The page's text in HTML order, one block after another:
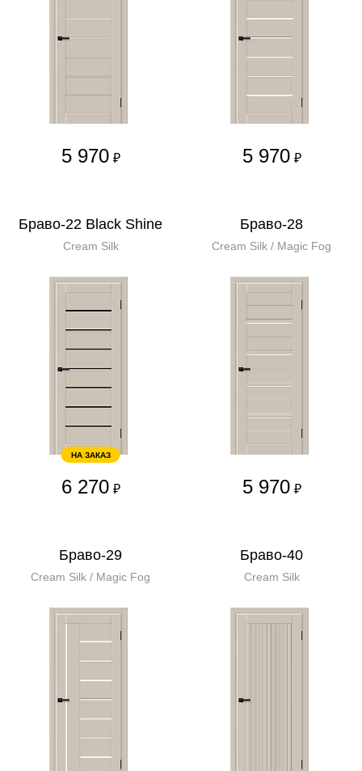
5 970 ₽ 5 970 ₽
Браво-22 Black Shine
Cream Silk
НА ЗАКАЗ
6 270 ₽
Браво-28
Cream Silk / Magic Fog
5 970 ₽
Браво-29
Cream Silk / Magic Fog
Браво-40
Cream Silk